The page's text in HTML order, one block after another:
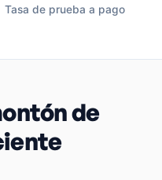
Tasa de prueba a pago
de